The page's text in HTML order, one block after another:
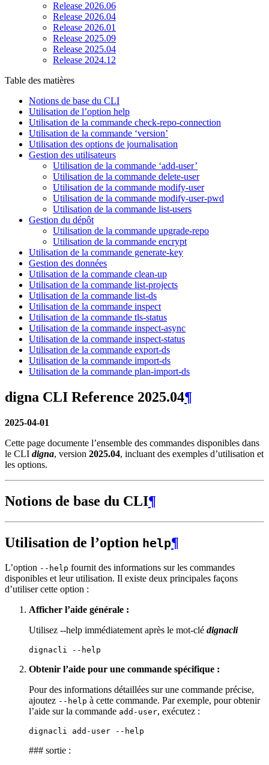
Release 2026.06
Release 2026.04
Release 2026.01
Release 2025.09
Release 2025.04
Release 2024.12
Table des matières
Notions de base du CLI
Utilisation de l’option help
Utilisation de la commande check-repo-connection
Utilisation de la commande ‘version’
Utilisation des options de journalisation
Gestion des utilisateurs
Utilisation de la commande ‘add-user’
Utilisation de la commande delete-user
Utilisation de la commande modify-user
Utilisation de la commande modify-user-pwd
Utilisation de la commande list-users
Gestion du dépôt
Utilisation de la commande upgrade-repo
Utilisation de la commande encrypt
Utilisation de la commande generate-key
Gestion des données
Utilisation de la commande clean-up
Utilisation de la commande list-projects
Utilisation de la commande list-ds
Utilisation de la commande inspect
Utilisation de la commande tls-status
Utilisation de la commande inspect-async
Utilisation de la commande inspect-status
Utilisation de la commande export-ds
Utilisation de la commande import-ds
Utilisation de la commande plan-import-ds
digna CLI Reference 2025.04¶
2025-04-01
Cette page documente l’ensemble des commandes disponibles dans
le CLI digna, version 2025.04, incluant des exemples d’utilisation et
les options.
Notions de base du CLI¶
Utilisation de l’option help¶
L’option --help fournit des informations sur les commandes
disponibles et leur utilisation. Il existe deux principales façons
d’utiliser cette option :
Afficher l’aide générale :
Utilisez --help immédiatement après le mot-clé dignacli
dignacli
Obtenir l’aide pour une commande spécifique :
Pour des informations détaillées sur une commande précise,
ajoutez --help à cette commande. Par exemple, pour obtenir
l’aide sur la commande add-user, exécutez :
dignacli add-user
### sortie :